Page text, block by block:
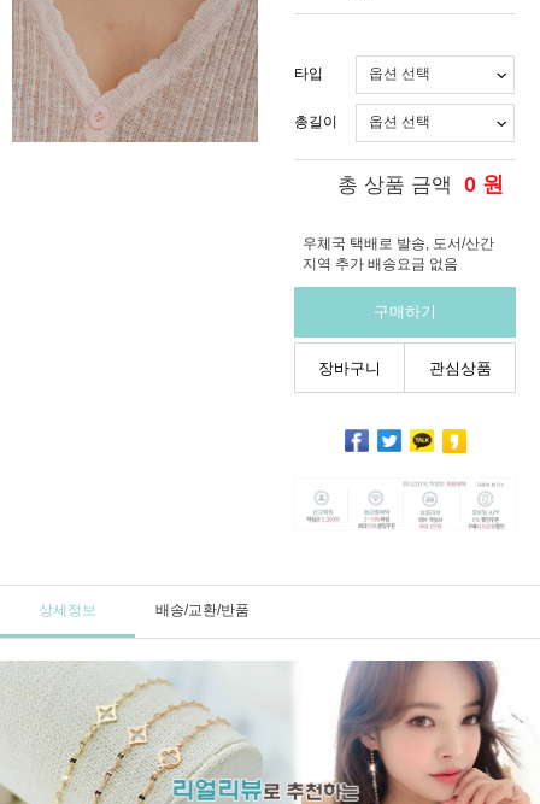
타입
총길이
총 상품 금액 0 원
우체국 택배로 발송, 도서/산간
지역 추가 배송요금 없음
구매하기
장바구니 관심상품
상세정보 배송/교환/반품